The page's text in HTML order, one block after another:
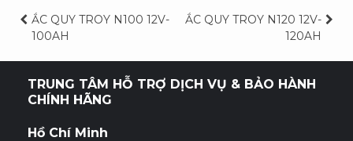
Điều
hướng
bài
ẮC QUY TROY N100 12V-
100AH
ẮC QUY TROY N120 12V-
120AH
TRUNG TÂM HỖ TRỢ DỊCH VỤ & BẢO HÀNH
CHÍNH HÃNG
Hồ Chí Minh